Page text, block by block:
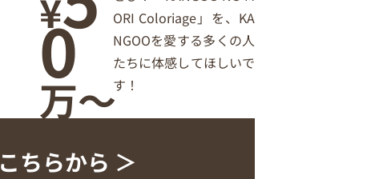
¥
0
万〜
ORI Coloriage」を、KA
NGOOを愛する多くの人
たちに体感してほしいで
す！
こちらから ＞